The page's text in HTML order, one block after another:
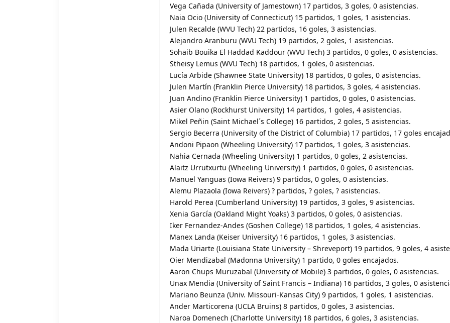
Vega Cañada (University of Jamestown) 17 partidos, 3 goles, 0 asistencias.
Naia Ocio (University of Connecticut) 15 partidos, 1 goles, 1 asistencias.
Julen Recalde (WVU Tech) 22 partidos, 16 goles, 3 asistencias.
Alejandro Aranburu (WVU Tech) 19 partidos, 2 goles, 1 asistencias.
Sohaib Bouika El Haddad Kaddour (WVU Tech) 3 partidos, 0 goles, 0 asistencias.
Stheisy Lemus (WVU Tech) 18 partidos, 1 goles, 0 asistencias.
Lucía Arbide (Shawnee State University) 18 partidos, 0 goles, 0 asistencias.
Julen Martín (Franklin Pierce University) 18 partidos, 3 goles, 4 asistencias.
Juan Andino (Franklin Pierce University) 1 partidos, 0 goles, 0 asistencias.
Asier Olano (Rockhurst University) 14 partidos, 1 goles, 4 asistencias.
Mikel Peñin (Saint Michael´s College) 16 partidos, 2 goles, 5 asistencias.
Sergio Becerra (University of the District of Columbia) 17 partidos, 17 goles
Andoni Pipaon (Wheeling University) 17 partidos, 1 goles, 3 asistencias.
Nahia Cernada (Wheeling University) 1 partidos, 0 goles, 2 asistencias.
Alaitz Urrutxurtu (Wheeling University) 1 partidos, 0 goles, 0 asistencias.
Manuel Yanguas (Iowa Reivers) 9 partidos, 0 goles, 0 asistencias.
Alemu Plazaola (Iowa Reivers) ? partidos, ? goles, ? asistencias.
Harold Perea (Cumberland University) 19 partidos, 3 goles, 9 asistencias.
Xenia García (Oakland Might Yoaks) 3 partidos, 0 goles, 0 asistencias.
Iker Fernandez-Andes (Goshen College) 18 partidos, 1 goles, 4 asistencias.
Manex Landa (Keiser University) 16 partidos, 1 goles, 3 asistencias.
Mada Uriarte (Louisiana State University – Shreveport) 19 partidos, 9 goles, 4
Oier Mendizabal (Madonna University) 1 partido, 0 goles encajados.
Aaron Chups Muruzabal (University of Mobile) 3 partidos, 0 goles, 0 asistencias.
Unax Mendia (University of Saint Francis – Indiana) 16 partidos, 3 goles, 0
Mariano Beunza (Univ. Missouri-Kansas City) 9 partidos, 1 goles, 1 asistencias.
Ander Marticorena (UCLA Bruins) 8 partidos, 0 goles, 3 asistencias.
Naroa Domenech (Charlotte University) 18 partidos, 6 goles, 3 asistencias.